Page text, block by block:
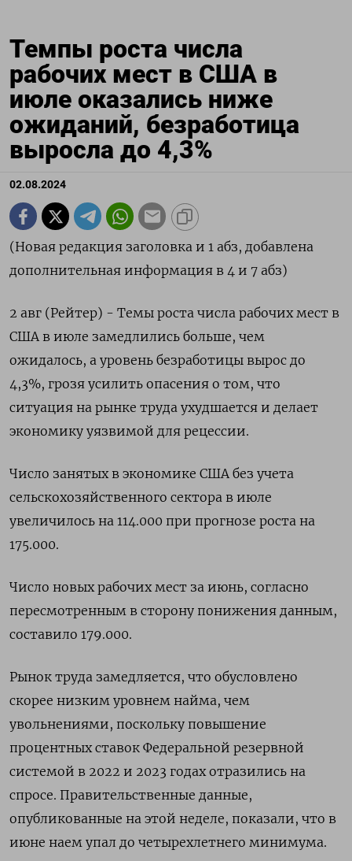
Темпы роста числа
рабочих мест в США в
июле оказались ниже
ожиданий, безработица
выросла до 4,3%
02.08.2024
(Новая редакция заголовка и 1 абз, добавлена
дополнительная информация в 4 и 7 абз)
2 авг (Рейтер) - Темы роста числа рабочих мест в
США в июле замедлились больше, чем
ожидалось, а уровень безработицы вырос до
4,3%, грозя усилить опасения о том, что
ситуация на рынке труда ухудшается и делает
экономику уязвимой для рецессии.
Число занятых в экономике США без учета
сельскохозяйственного сектора в июле
увеличилось на 114.000 при прогнозе роста на
175.000.
Число новых рабочих мест за июнь, согласно
пересмотренным в сторону понижения данным,
составило 179.000.
Рынок труда замедляется, что обусловлено
скорее низким уровнем найма, чем
увольнениями, поскольку повышение
процентных ставок Федеральной резервной
системой в 2022 и 2023 годах отразились на
спросе. Правительственные данные,
опубликованные на этой неделе, показали, что в
июне наем упал до четырехлетнего минимума.